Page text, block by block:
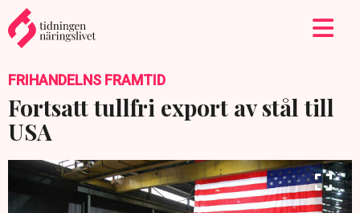
FRIHANDELNS FRAMTID
Fortsatt tullfri export av stål till
USA